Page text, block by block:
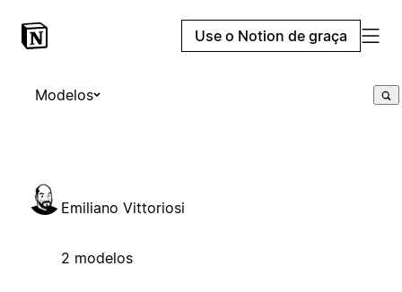
Use o Notion de graça
Modelos
Emiliano Vittoriosi
2 modelos